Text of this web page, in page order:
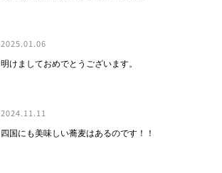
2025.01.06
明けましておめでとうございます。
2024.11.11
四国にも美味しい蕎麦はあるのです！！